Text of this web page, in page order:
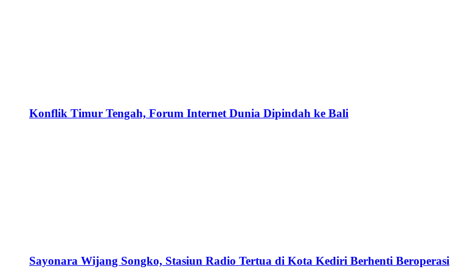
Konflik Timur Tengah, Forum Internet Dunia Dipindah ke Bali
Sayonara Wijang Songko, Stasiun Radio Tertua di Kota Kediri Berhenti Beroperasi